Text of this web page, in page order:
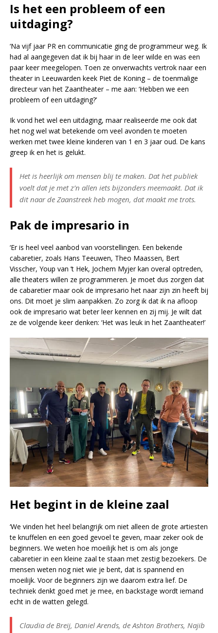
Is het een probleem of een
uitdaging?
‘Na vijf jaar PR en communicatie ging de programmeur weg. Ik
had al aangegeven dat ik bij haar in de leer wilde en was een
paar keer meegelopen. Toen ze onverwachts vertrok naar een
theater in Leeuwarden keek Piet de Koning – de toenmalige
directeur van het Zaantheater – me aan: ‘Hebben we een
probleem of een uitdaging?’
Ik vond het wel een uitdaging, maar realiseerde me ook dat
het nog wel wat betekende om veel avonden te moeten
werken met twee kleine kinderen van 1 en 3 jaar oud. De kans
greep ik en het is gelukt.
Het is heerlijk om mensen blij te maken. Dat het publiek
voelt dat je met z’n allen iets bijzonders meemaakt. Dat ik
dit naar de Zaanstreek heb mogen, dat maakt me trots.
Pak de impresario in
‘Er is heel veel aanbod van voorstellingen. Een bekende
cabaretier, zoals Hans Teeuwen, Theo Maassen, Bert
Visscher, Youp van ’t Hek, Jochem Myjer kan overal optreden,
alle theaters willen ze programmeren. Je moet dus zorgen dat
de cabaretier maar ook de impresario het naar zijn zin heeft bij
ons. Dit moet je slim aanpakken. Zo zorg ik dat ik na afloop
ook de impresario wat beter leer kennen en zij mij. Je wilt dat
ze de volgende keer denken: ‘Het was leuk in het Zaantheater!’
Het begint in de kleine zaal
‘We vinden het heel belangrijk om niet alleen de grote artiesten
te knuffelen en een goed gevoel te geven, maar zeker ook de
beginners. We weten hoe moeilijk het is om als jonge
cabaretier in een kleine zaal te staan met zestig bezoekers. De
mensen weten nog niet wie je bent, dat is spannend en
moeilijk. Voor de beginners zijn we daarom extra lief. De
techniek denkt goed met je mee, en backstage wordt iemand
echt in de watten gelegd.
Claudia de Breij, Daniel Arends, de Ashton Brothers, Najib